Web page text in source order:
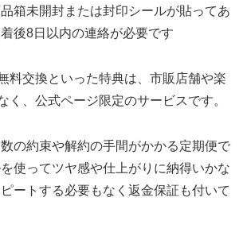
箱未開封または封印シールが貼ってあ
後8日以内の連絡が必要です
料交換といった特典は、市販店舗や楽
く、公式ページ限定のサービスです。
の約束や解約の手間がかかる定期便で
使ってツヤ感や仕上がりに納得いかな
ートする必要もなく返金保証も付いて